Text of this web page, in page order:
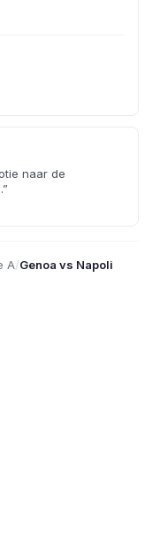
naar de
”
A/Genoa vs Napoli